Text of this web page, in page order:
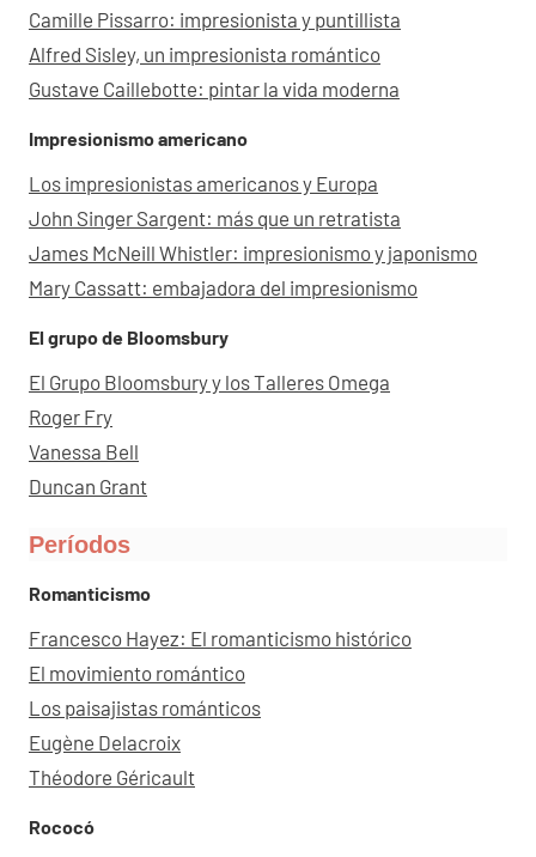
Camille Pissarro: impresionista y puntillista
Alfred Sisley, un impresionista romántico
Gustave Caillebotte: pintar la vida moderna
Impresionismo americano
Los impresionistas americanos y Europa
John Singer Sargent: más que un retratista
James McNeill Whistler: impresionismo y japonismo
Mary Cassatt: embajadora del impresionismo
El grupo de Bloomsbury
El Grupo Bloomsbury y los Talleres Omega
Roger Fry
Vanessa Bell
Duncan Grant
Períodos
Romanticismo
Francesco Hayez: El romanticismo histórico
El movimiento romántico
Los paisajistas románticos
Eugène Delacroix
Théodore Géricault
Rococó